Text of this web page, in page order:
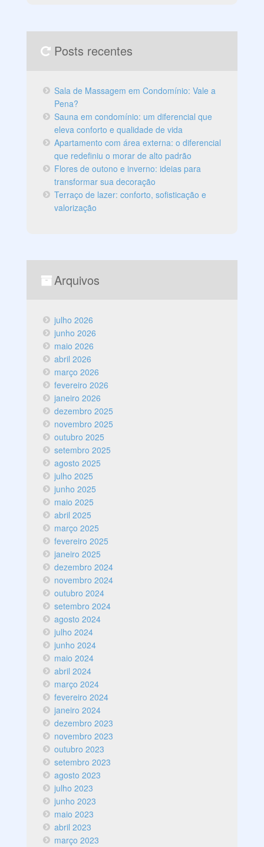
Posts recentes
Sala de Massagem em Condomínio: Vale a
Pena?
Sauna em condomínio: um diferencial que
eleva conforto e qualidade de vida
Apartamento com área externa: o diferencial
que redefiniu o morar de alto padrão
Flores de outono e inverno: ideias para
transformar sua decoração
Terraço de lazer: conforto, sofisticação e
valorização
Arquivos
julho 2026
junho 2026
maio 2026
abril 2026
março 2026
fevereiro 2026
janeiro 2026
dezembro 2025
novembro 2025
outubro 2025
setembro 2025
agosto 2025
julho 2025
junho 2025
maio 2025
abril 2025
março 2025
fevereiro 2025
janeiro 2025
dezembro 2024
novembro 2024
outubro 2024
setembro 2024
agosto 2024
julho 2024
junho 2024
maio 2024
abril 2024
março 2024
fevereiro 2024
janeiro 2024
dezembro 2023
novembro 2023
outubro 2023
setembro 2023
agosto 2023
julho 2023
junho 2023
maio 2023
abril 2023
março 2023